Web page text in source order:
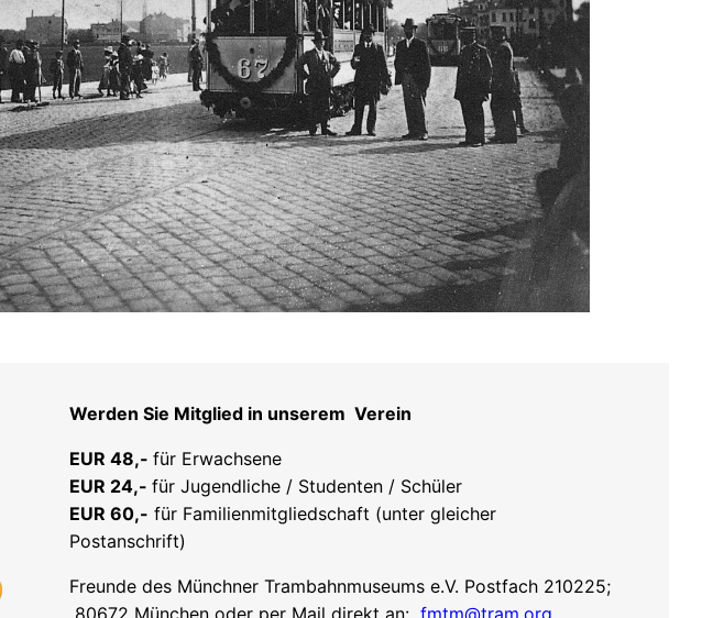
Werden Sie Mitglied in unserem Verein
EUR 48,- für Erwachsene
EUR 24,- für Jugendliche / Studenten / Schüler
EUR 60,- für Familienmitgliedschaft (unter gleicher
Postanschrift)
Freunde des Münchner Trambahnmuseums e.V. Postfach 210225;